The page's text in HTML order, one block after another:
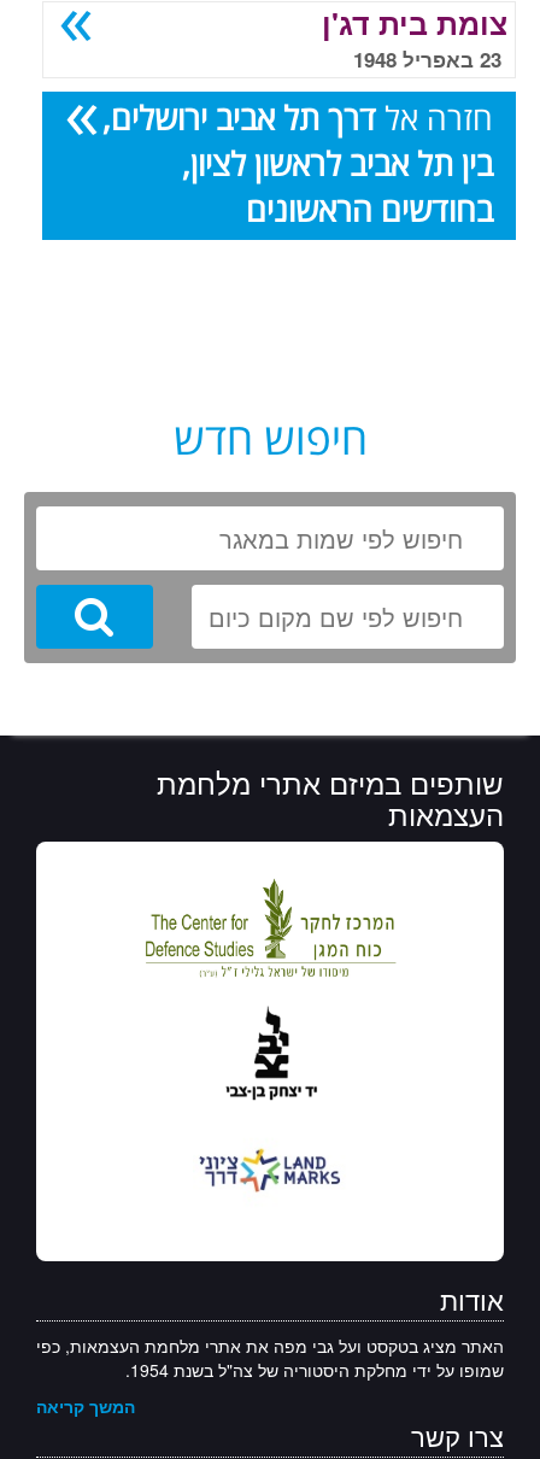
צומת בית דג'ן
23 באפריל 1948
חזרה אלדרך תל אביב ירושלים,
בין תל אביב לראשון לציון,
בחודשים הראשונים
חיפוש חדש
Search
שותפים במיזם אתרי מלחמת
העצמאות
אודות
האתר מציג בטקסט ועל גבי מפה את אתרי מלחמת העצמאות, כפי
שמופו על ידי מחלקת היסטוריה של צה"ל בשנת 1954.
המשך קריאה
צרו קשר